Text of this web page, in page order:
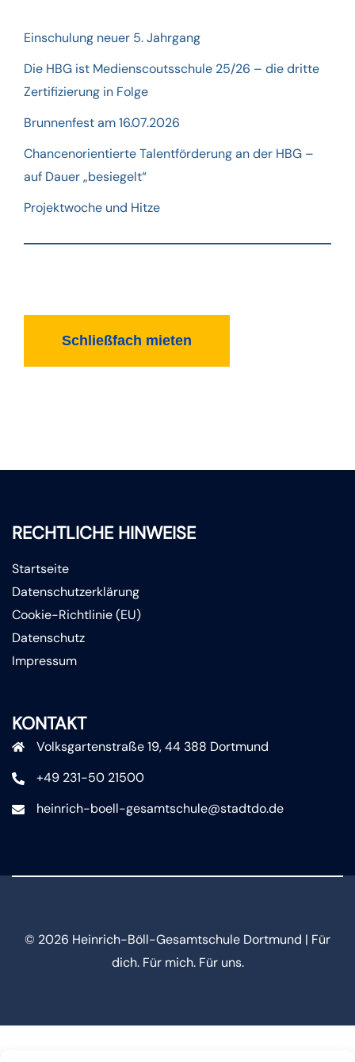
Einschulung neuer 5. Jahrgang
Die HBG ist Medienscoutsschule 25/26 – die dritte
Zertifizierung in Folge
Brunnenfest am 16.07.2026
Chancenorientierte Talentförderung an der HBG –
auf Dauer „besiegelt“
Projektwoche und Hitze
Schließfach mieten
RECHTLICHE HINWEISE
Startseite
Datenschutzerklärung
Cookie-Richtlinie (EU)
Datenschutz
Impressum
KONTAKT
Volksgartenstraße 19, 44 388 Dortmund
+49 231-50 21500
heinrich-boell-gesamtschule@stadtdo.de
© 2026 Heinrich-Böll-Gesamtschule Dortmund | Für
dich. Für mich. Für uns.